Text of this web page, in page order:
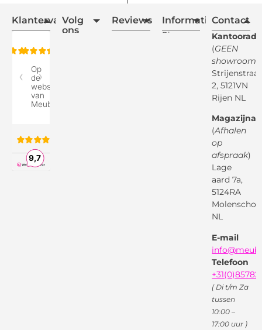
Klantervaring
Volg
ons
Reviews Informatie
Blogs
Retourvoorwaarden
Betaalmethodes
Montageservice
Garantievoorwaarden
Privacybeleid
Contact
(GEEN
showroom
Strijenstraat
2, 5121VN
Rijen NL
(Afhalen
op
afspraak)
Lage
aard 7a,
5124RA
Molenschot
NL
E-mail
Telefoon
( Di t/m Za
tussen
10:00 –
17:00 uur )